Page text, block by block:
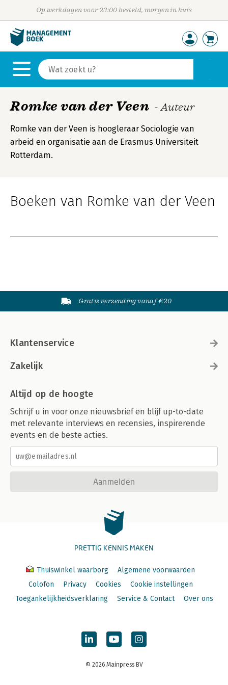
Op werkdagen voor 23:00 besteld, morgen in huis
Romke van der Veen - Auteur
Romke van der Veen is hoogleraar Sociologie van
arbeid en organisatie aan de Erasmus Universiteit
Rotterdam.
Boeken van Romke van der Veen
Gratis verzending vanaf €20
Klantenservice
Zakelijk
Altijd op de hoogte
Schrijf u in voor onze nieuwsbrief en blijf up-to-date
met relevante interviews en recensies, inspirerende
events en de beste acties.
Aanmelden
PRETTIG KENNIS MAKEN
Thuiswinkel waarborg
Algemene voorwaarden
Colofon
Privacy Cookies
Cookie instellingen
Toegankelijkheidsverklaring
Service & Contact Over ons
© 2026 Mainpress BV